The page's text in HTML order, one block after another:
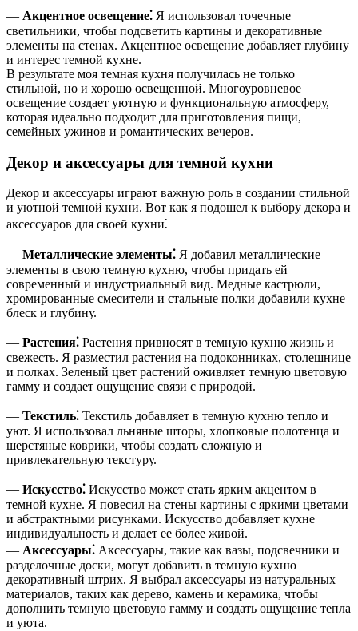
— Акцентное освещение⁚ Я использовал точечные
светильники, чтобы подсветить картины и декоративные
элементы на стенах. Акцентное освещение добавляет глубину
и интерес темной кухне.
В результате моя темная кухня получилась не только
стильной, но и хорошо освещенной. Многоуровневое
освещение создает уютную и функциональную атмосферу,
которая идеально подходит для приготовления пищи,
семейных ужинов и романтических вечеров.
Декор и аксессуары для темной кухни
Декор и аксессуары играют важную роль в создании стильной
и уютной темной кухни. Вот как я подошел к выбору декора и
аксессуаров для своей кухни⁚
— Металлические элементы⁚ Я добавил металлические
элементы в свою темную кухню, чтобы придать ей
современный и индустриальный вид. Медные кастрюли,
хромированные смесители и стальные полки добавили кухне
блеск и глубину.
— Растения⁚ Растения привносят в темную кухню жизнь и
свежесть. Я разместил растения на подоконниках, столешнице
и полках. Зеленый цвет растений оживляет темную цветовую
гамму и создает ощущение связи с природой.
— Текстиль⁚ Текстиль добавляет в темную кухню тепло и
уют. Я использовал льняные шторы, хлопковые полотенца и
шерстяные коврики, чтобы создать сложную и
привлекательную текстуру.
— Искусство⁚ Искусство может стать ярким акцентом в
темной кухне. Я повесил на стены картины с яркими цветами
и абстрактными рисунками. Искусство добавляет кухне
индивидуальность и делает ее более живой.
— Аксессуары⁚ Аксессуары, такие как вазы, подсвечники и
разделочные доски, могут добавить в темную кухню
декоративный штрих. Я выбрал аксессуары из натуральных
материалов, таких как дерево, камень и керамика, чтобы
дополнить темную цветовую гамму и создать ощущение тепла
и уюта.